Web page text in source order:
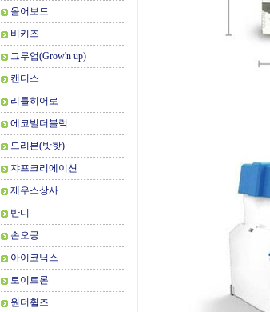
올어보드
비키즈
그루업(Grow'n up)
캔디스
리틀히어로
에코빌더블럭
드리븐(밧핫)
쟈프크리에이션
제우스상사
반디
손오공
아이코닉스
토이트론
원더휠즈